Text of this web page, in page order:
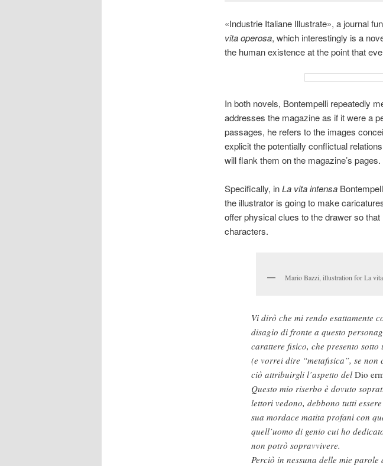
«Industrie Italiane Illustrate», a journal
vita operosa, which interestingly is a
the human existence at the point that
In both novels, Bontempelli repeatedly
addresses the magazine as if it were a
passages, he refers to the images
explicit the potentially conflictual
will flank them on the magazine’s pages.
Specifically, inLa vita intensa
the illustrator is going to make
offer physical clues to the drawer so that
characters.
Mario Bazzi, illustration for La
Vi dirò che mi rendo esattamente
disagio di fronte a questo
carattere fisico, che presento
(e vorrei dire “metafisica”, se
ciò attribuirgli l’aspetto del Dio
Questo mio riserbo è dovuto
lettori vedono, debbono tutti
sua mordace matita profani con
quell’uomo di genio cui ho
non potrò sopravvivere.
Perciò in nessuna delle mie